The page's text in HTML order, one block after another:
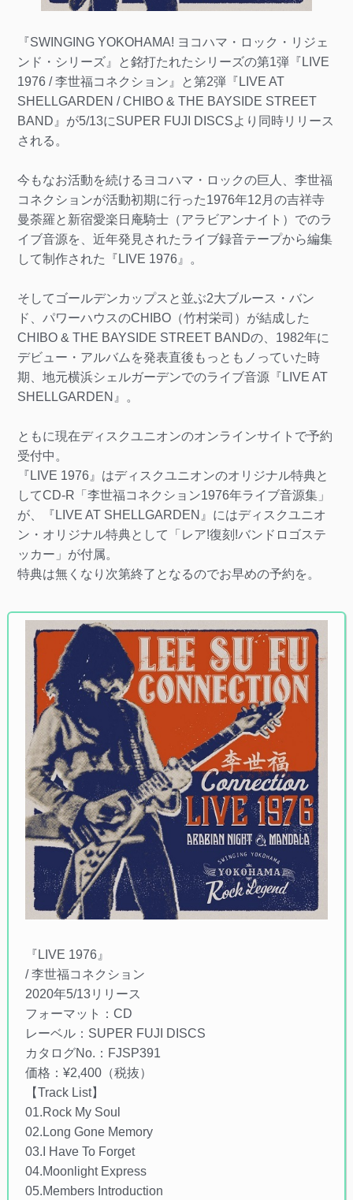
『SWINGING YOKOHAMA! ヨコハマ・ロック・リジェ
ンド・シリーズ』と銘打たれたシリーズの第1弾『LIVE
1976 / 李世福コネクション』と第2弾『LIVE AT
SHELLGARDEN / CHIBO & THE BAYSIDE STREET
BAND』が5/13にSUPER FUJI DISCSより同時リリース
される。
今もなお活動を続けるヨコハマ・ロックの巨人、李世福
コネクションが活動初期に行った1976年12月の吉祥寺
曼荼羅と新宿愛楽日庵騎士（アラビアンナイト）でのラ
イブ音源を、近年発見されたライブ録音テープから編集
して制作された『LIVE 1976』。
そしてゴールデンカップスと並ぶ2大ブルース・バン
ド、パワーハウスのCHIBO（竹村栄司）が結成した
CHIBO & THE BAYSIDE STREET BANDの、1982年に
デビュー・アルバムを発表直後もっともノっていた時
期、地元横浜シェルガーデンでのライブ音源『LIVE AT
SHELLGARDEN』。
ともに現在ディスクユニオンのオンラインサイトで予約
受付中。
『LIVE 1976』はディスクユニオンのオリジナル特典と
してCD-R「李世福コネクション1976年ライブ音源集」
が、『LIVE AT SHELLGARDEN』にはディスクユニオ
ン・オリジナル特典として「レア!復刻!バンドロゴステ
ッカー」が付属。
特典は無くなり次第終了となるのでお早めの予約を。
『LIVE 1976』
/ 李世福コネクション
2020年5/13リリース
フォーマット：CD
レーベル：SUPER FUJI DISCS
カタログNo.：FJSP391
価格：¥2,400（税抜）
【Track List】
01.Rock My Soul
02.Long Gone Memory
03.I Have To Forget
04.Moonlight Express
05.Members Introduction